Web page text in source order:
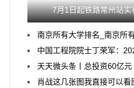
7月1日起铁路常州站
南京所有大学排名_南京所
中国工程院院士丁荣军：2025年中国新
天天微头条丨总投资60亿元 凯金锂离子电池负极
肖战这几张图我直接可以